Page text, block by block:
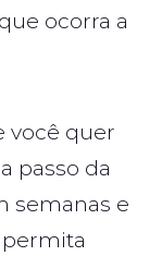
ocorra a
você quer
passo da
semanas e